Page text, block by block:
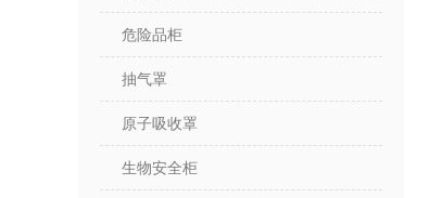
危险品柜
抽气罩
原子吸收罩
生物安全柜